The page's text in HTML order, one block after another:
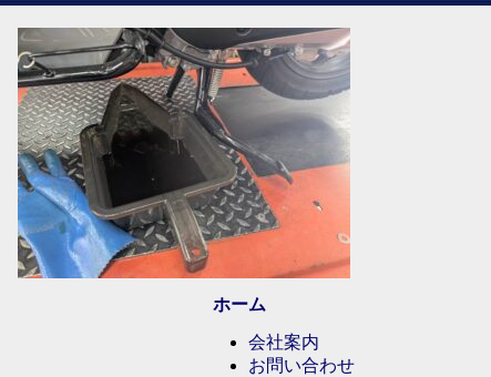
ホーム
会社案内
お問い合わせ